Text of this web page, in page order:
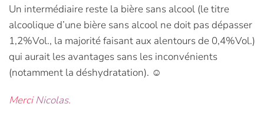
Un intermédiaire reste la bière sans alcool (le titre
alcoolique d’une bière sans alcool ne doit pas dépasser
1,2%Vol., la majorité faisant aux alentours de 0,4%Vol.)
qui aurait les avantages sans les inconvénients
(notamment la déshydratation). ☺
MerciNicolas.